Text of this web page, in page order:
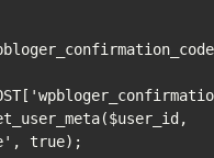
true);